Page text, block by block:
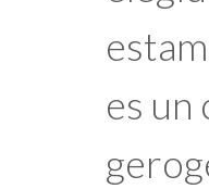
es un